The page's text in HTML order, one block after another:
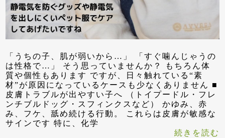
「うちの子、肌が弱いから…」 「すぐ噛んじゃうの
は性格で…」 そう思っていませんか？ もちろん体
質や個性もあります ですが、日々触れている“素
材”が原因になっているケースも少なくありません ■
皮膚トラブルが出やすい子へ （トイプードル・フレ
ンチブルドッグ・スフィンクスなど） かゆみ、赤
み、フケ、舐め続ける行動。 これらは皮膚が敏感な
サインです 特に、化学
続きを読む